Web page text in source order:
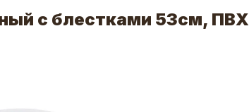
с блестками 53см, ПВХ